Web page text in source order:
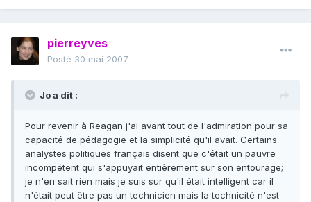
pierreyves
Posté 30 mai 2007
Jo a dit :
Pour revenir à Reagan j'ai avant tout de l'admiration pour sa
capacité de pédagogie et la simplicité qu'il avait. Certains
analystes politiques français disent que c'était un pauvre
incompétent qui s'appuyait entièrement sur son entourage;
je n'en sait rien mais je suis sur qu'il était intelligent car il
n'était peut être pas un technicien mais la technicité n'est